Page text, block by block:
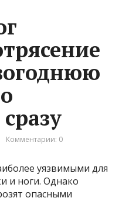
Комментарии: 0
уязвимыми для
и ноги. Однако
опасными